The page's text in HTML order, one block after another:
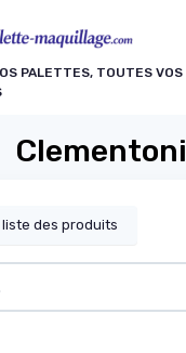
PALETTES, TOUTES VOS
Clementoni
des produits
des cookies